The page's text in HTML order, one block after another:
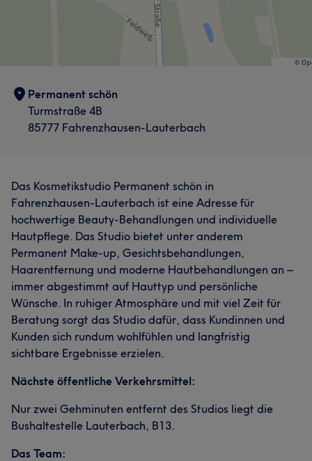
Permanent schön
Turmstraße 4B
85777 Fahrenzhausen-Lauterbach
Das Kosmetikstudio Permanent schön in
Fahrenzhausen-Lauterbach ist eine Adresse für
hochwertige Beauty-Behandlungen und individuelle
Hautpflege. Das Studio bietet unter anderem
Permanent Make-up, Gesichtsbehandlungen,
Haarentfernung und moderne Hautbehandlungen an –
immer abgestimmt auf Hauttyp und persönliche
Wünsche. In ruhiger Atmosphäre und mit viel Zeit für
Beratung sorgt das Studio dafür, dass Kundinnen und
Kunden sich rundum wohlfühlen und langfristig
sichtbare Ergebnisse erzielen.
Nächste öffentliche Verkehrsmittel:
Nur zwei Gehminuten entfernt des Studios liegt die
Bushaltestelle Lauterbach, B13.
Das Team: